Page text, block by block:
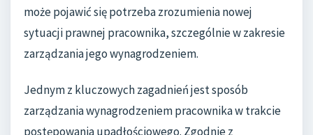
może pojawić się potrzeba zrozumienia nowej
sytuacji prawnej pracownika, szczególnie w zakresie
zarządzania jego wynagrodzeniem.
Jednym z kluczowych zagadnień jest sposób
zarządzania wynagrodzeniem pracownika w trakcie
postępowania upadłościowego. Zgodnie z